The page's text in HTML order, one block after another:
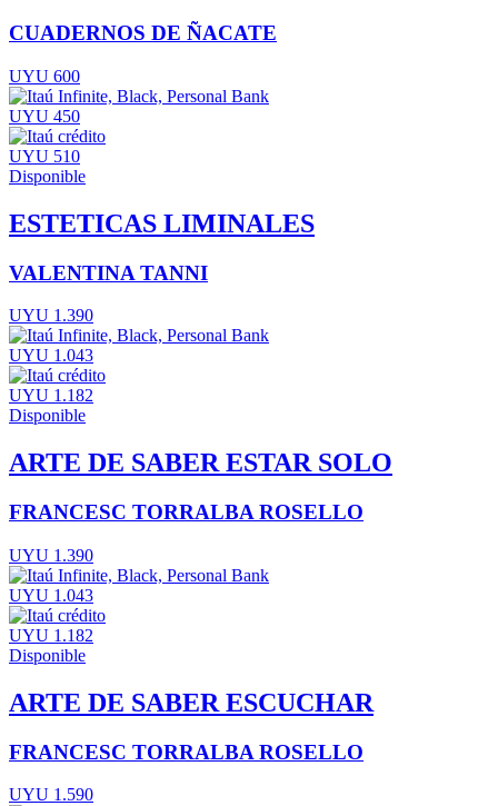
CUADERNOS DE ÑACATE
UYU 600
UYU 450
UYU 510
Disponible
ESTETICAS LIMINALES
VALENTINA TANNI
UYU 1.390
UYU 1.043
UYU 1.182
Disponible
ARTE DE SABER ESTAR SOLO
FRANCESC TORRALBA ROSELLO
UYU 1.390
UYU 1.043
UYU 1.182
Disponible
ARTE DE SABER ESCUCHAR
FRANCESC TORRALBA ROSELLO
UYU 1.590